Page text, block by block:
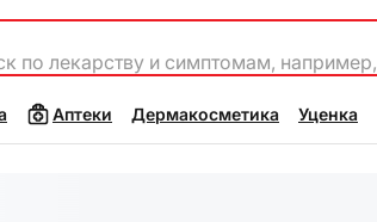
по лекарству и симптомам, например,
Аптеки Дермакосметика Уценка